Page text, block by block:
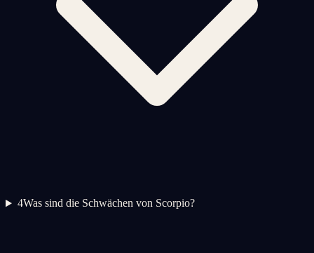
4Was sind die Schwächen von Scorpio?